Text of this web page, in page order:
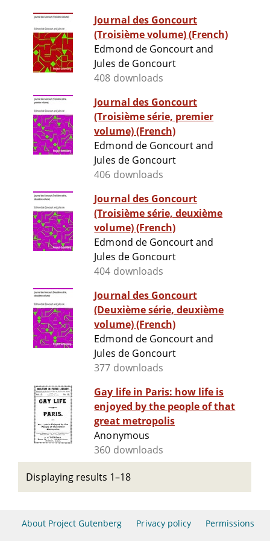
Journal des Goncourt
(Troisième volume) (French)
Edmond de Goncourt and
Jules de Goncourt
408 downloads
Journal des Goncourt
(Troisième série, premier
volume) (French)
Edmond de Goncourt and
Jules de Goncourt
406 downloads
Journal des Goncourt
(Troisième série, deuxième
volume) (French)
Edmond de Goncourt and
Jules de Goncourt
404 downloads
Journal des Goncourt
(Deuxième série, deuxième
volume) (French)
Edmond de Goncourt and
Jules de Goncourt
377 downloads
Gay life in Paris: how life is
enjoyed by the people of that
great metropolis
Anonymous
360 downloads
Displaying results 1–18
About Project Gutenberg Privacy policy Permissions